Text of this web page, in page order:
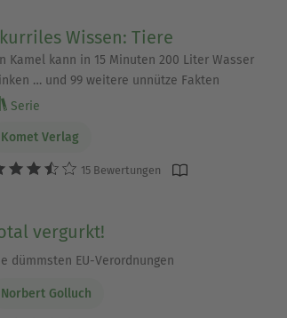
Wissen: Tiere
Kamel kann in 15 Minuten 200 Liter Wasser
… und 99 weitere unnütze Fakten
Serie
Komet Verlag
15 Bewertungen
vergurkt!
dümmsten EU-Verordnungen
Norbert Golluch